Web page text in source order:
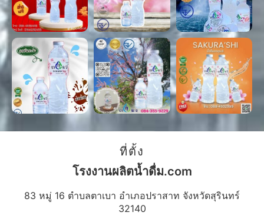
ที่ตั้ง
โรงงานผลิตน้ำดื่ม.com
83 หมู่ 16 ตำบลตาเบา อำเภอปราสาท จังหวัดสุรินทร์
32140